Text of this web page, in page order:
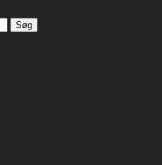
med filosofisk tilsnit